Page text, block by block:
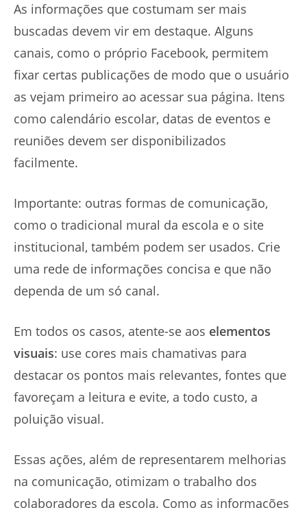
As informações que costumam ser mais
buscadas devem vir em destaque. Alguns
canais, como o próprio Facebook, permitem
fixar certas publicações de modo que o usuário
as vejam primeiro ao acessar sua página. Itens
como calendário escolar, datas de eventos e
reuniões devem ser disponibilizados
facilmente.
Importante: outras formas de comunicação,
como o tradicional mural da escola e o site
institucional, também podem ser usados. Crie
uma rede de informações concisa e que não
dependa de um só canal.
Em todos os casos, atente-se aos elementos
visuais: use cores mais chamativas para
destacar os pontos mais relevantes, fontes que
favoreçam a leitura e evite, a todo custo, a
poluição visual.
Essas ações, além de representarem melhorias
na comunicação, otimizam o trabalho dos
colaboradores da escola. Como as informações